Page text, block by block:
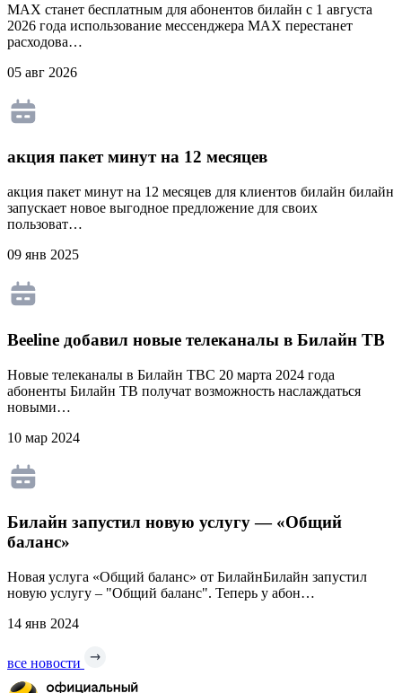
MAX станет бесплатным для абонентов билайн с 1 августа
2026 года использование мессенджера MAX перестанет
расходова…
05 авг 2026
акция пакет минут на 12 месяцев
акция пакет минут на 12 месяцев для клиентов билайн билайн
запускает новое выгодное предложение для своих
пользоват…
09 янв 2025
Beeline добавил новые телеканалы в Билайн ТВ
Новые телеканалы в Билайн ТВС 20 марта 2024 года
абоненты Билайн ТВ получат возможность наслаждаться
новыми…
10 мар 2024
Билайн запустил новую услугу — «Общий
баланс»
Новая услуга «Общий баланс» от БилайнБилайн запустил
новую услугу – "Общий баланс". Теперь у абон…
14 янв 2024
все новости